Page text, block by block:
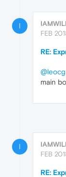
I
FEB
RE:
@leocg
main
I
FEB
RE: